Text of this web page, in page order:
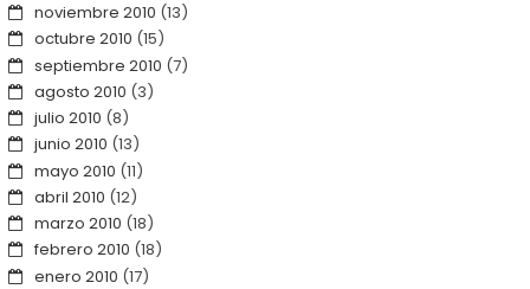
noviembre 2010 (13)
octubre 2010 (15)
septiembre 2010 (7)
agosto 2010 (3)
julio 2010 (8)
junio 2010 (13)
mayo 2010 (11)
abril 2010 (12)
marzo 2010 (18)
febrero 2010 (18)
enero 2010 (17)